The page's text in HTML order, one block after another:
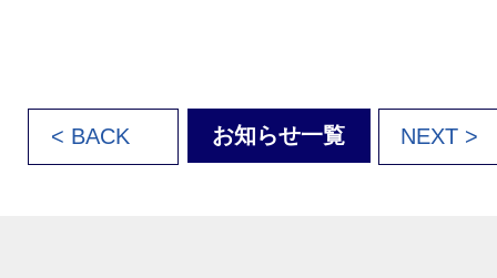
< BACK お知らせ一覧 NEXT >